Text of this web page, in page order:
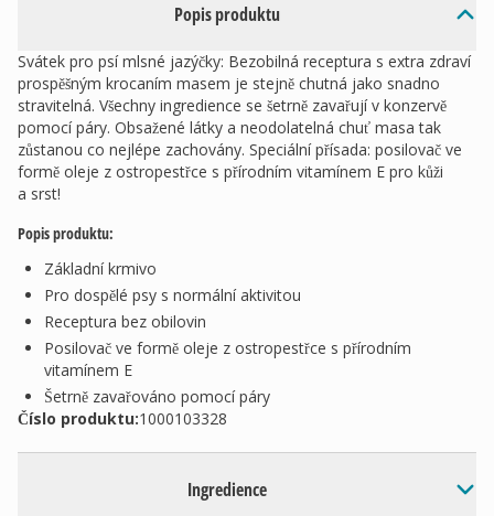
Popis produktu
Svátek pro psí mlsné jazýčky: Bezobilná receptura s extra zdraví
prospěšným krocaním masem je stejně chutná jako snadno
stravitelná. Všechny ingredience se šetrně zavařují v konzervě
pomocí páry. Obsažené látky a neodolatelná chuť masa tak
zůstanou co nejlépe zachovány. Speciální přísada: posilovač ve
formě oleje z ostropestřce s přírodním vitamínem E pro kůži
a srst!
Popis produktu:
Základní krmivo
Pro dospělé psy s normální aktivitou
Receptura bez obilovin
Posilovač ve formě oleje z ostropestřce s přírodním
vitamínem E
Šetrně zavařováno pomocí páry
Číslo produktu:1000103328
Ingredience